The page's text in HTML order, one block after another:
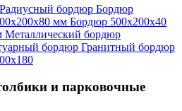
Радиусный бордюр Бордюр
мм Бордюр 500х200х40
Металлический бордюр
бордюр Гранитный бордюр
и парковочные